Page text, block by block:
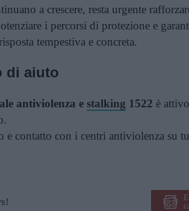
a crescere, resta urgente
i percorsi di protezione e
tempestiva e concreta.
di aiuto
antiviolenza e stalking 1522 è
e contatto con i centri antiviolenza su